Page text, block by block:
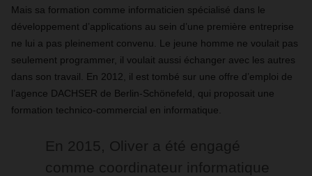
Mais sa formation comme informaticien spécialisé dans le
développement d’applications au sein d’une première entreprise
ne lui a pas pleinement convenu. Le jeune homme ne voulait pas
seulement programmer, il voulait aussi échanger avec les autres
dans son travail. En 2012, il est tombé sur une offre d’emploi de
l’agence DACHSER de Berlin-Schönefeld, qui proposait une
formation technico-commercial en informatique.
En 2015, Oliver a été engagé
comme coordinateur informatique